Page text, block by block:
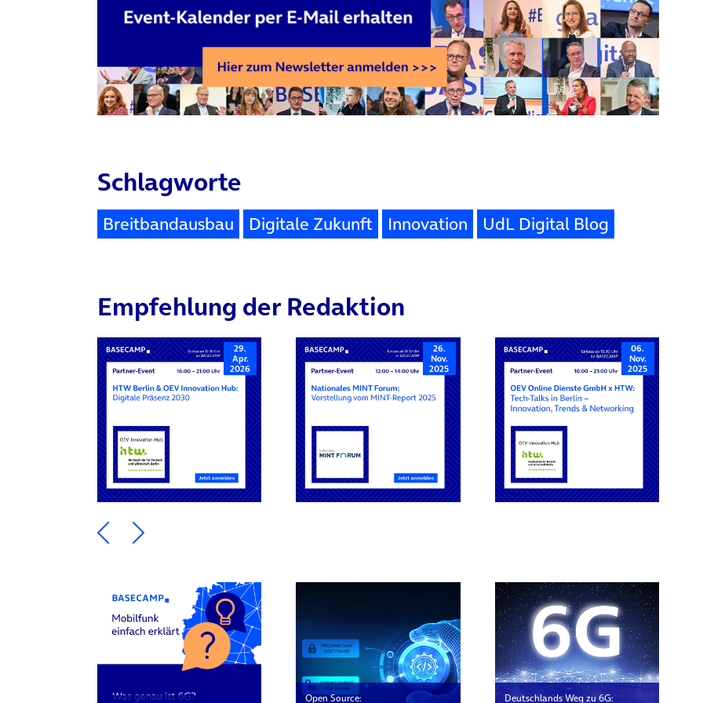
Schlagworte
Breitbandausbau Digitale Zukunft Innovation UdL Digital Blog
Empfehlung der Redaktion
29.
Apr.
2026
26.
Nov.
2025
06.
Nov.
2025
Ein Element zurück blättern
Ein Element weiter blättern
Open Source: Deutschlands Weg zu 6G: